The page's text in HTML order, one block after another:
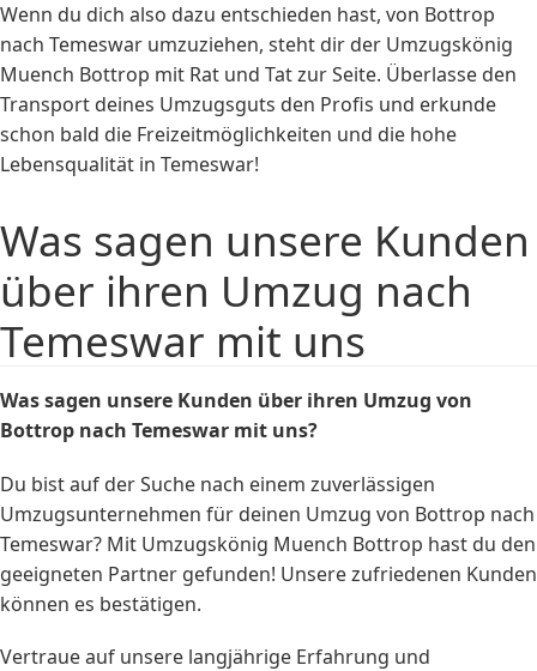
Wenn du dich also dazu entschieden hast, von Bottrop
nach Temeswar umzuziehen, steht dir der Umzugskönig
Muench Bottrop mit Rat und Tat zur Seite. Überlasse den
Transport deines Umzugsguts den Profis und erkunde
schon bald die Freizeitmöglichkeiten und die hohe
Lebensqualität in Temeswar!
Was sagen unsere Kunden
über ihren Umzug nach
Temeswar mit uns
Was sagen unsere Kunden über ihren Umzug von
Bottrop nach Temeswar mit uns?
Du bist auf der Suche nach einem zuverlässigen
Umzugsunternehmen für deinen Umzug von Bottrop nach
Temeswar? Mit Umzugskönig Muench Bottrop hast du den
geeigneten Partner gefunden! Unsere zufriedenen Kunden
können es bestätigen.
Vertraue auf unsere langjährige Erfahrung und